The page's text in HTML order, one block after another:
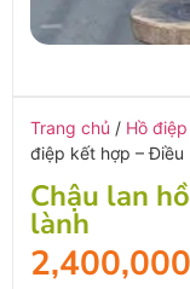
Trang chủ / Hồ điệp
điệp kết hợp – Điều
Chậu lan
lành
2,400,000